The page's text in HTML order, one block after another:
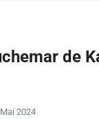
de
2024